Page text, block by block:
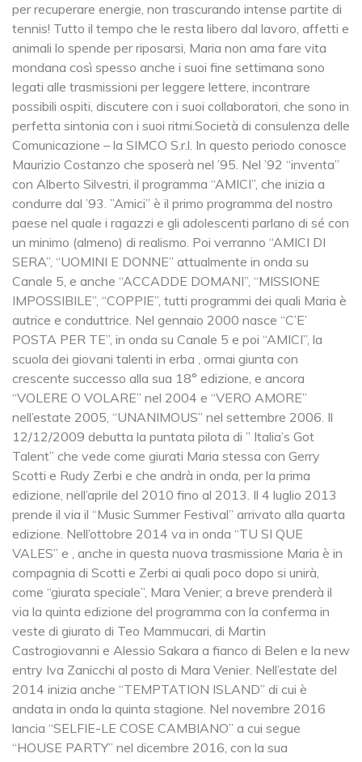
per recuperare energie, non trascurando intense partite di
tennis! Tutto il tempo che le resta libero dal lavoro, affetti e
animali lo spende per riposarsi, Maria non ama fare vita
mondana così spesso anche i suoi fine settimana sono
legati alle trasmissioni per leggere lettere, incontrare
possibili ospiti, discutere con i suoi collaboratori, che sono in
perfetta sintonia con i suoi ritmi.Società di consulenza delle
Comunicazione – la SIMCO S.r.l. In questo periodo conosce
Maurizio Costanzo che sposerà nel ’95. Nel ’92 “inventa”
con Alberto Silvestri, il programma “AMICI”, che inizia a
condurre dal ’93. ”Amici” è il primo programma del nostro
paese nel quale i ragazzi e gli adolescenti parlano di sé con
un minimo (almeno) di realismo. Poi verranno “AMICI DI
SERA”, “UOMINI E DONNE” attualmente in onda su
Canale 5, e anche “ACCADDE DOMANI”, “MISSIONE
IMPOSSIBILE”, “COPPIE”, tutti programmi dei quali Maria è
autrice e conduttrice. Nel gennaio 2000 nasce “C’E’
POSTA PER TE”, in onda su Canale 5 e poi “AMICI”, la
scuola dei giovani talenti in erba , ormai giunta con
crescente successo alla sua 18° edizione, e ancora
“VOLERE O VOLARE” nel 2004 e “VERO AMORE”
nell’estate 2005, “UNANIMOUS” nel settembre 2006. Il
12/12/2009 debutta la puntata pilota di ” Italia’s Got
Talent” che vede come giurati Maria stessa con Gerry
Scotti e Rudy Zerbi e che andrà in onda, per la prima
edizione, nell’aprile del 2010 fino al 2013. Il 4 luglio 2013
prende il via il “Music Summer Festival” arrivato alla quarta
edizione. Nell’ottobre 2014 va in onda “TU SI QUE
VALES” e , anche in questa nuova trasmissione Maria è in
compagnia di Scotti e Zerbi ai quali poco dopo si unirà,
come “giurata speciale”, Mara Venier; a breve prenderà il
via la quinta edizione del programma con la conferma in
veste di giurato di Teo Mammucari, di Martin
Castrogiovanni e Alessio Sakara a fianco di Belen e la new
entry Iva Zanicchi al posto di Mara Venier. Nell’estate del
2014 inizia anche “TEMPTATION ISLAND” di cui è
andata in onda la quinta stagione. Nel novembre 2016
lancia “SELFIE-LE COSE CAMBIANO” a cui segue
“HOUSE PARTY” nel dicembre 2016, con la sua